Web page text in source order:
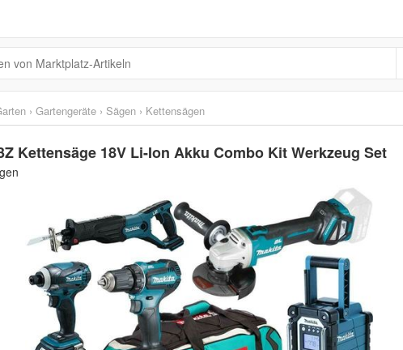
› Gartengeräte › Sägen › Kettensägen
Kettensäge 18V Li-Ion Akku Combo Kit Werkzeug Set